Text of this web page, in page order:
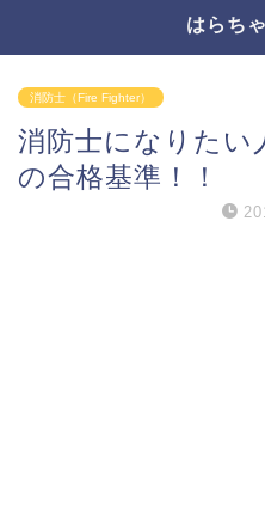
はらち
消防士（Fire Fighter）
消防士になりたい
の合格基準！！